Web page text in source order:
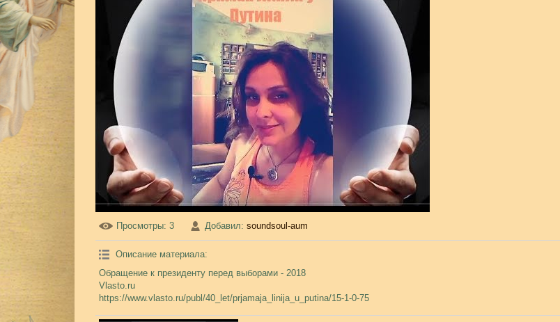
Просмотры: 3 Добавил: soundsoul-aum
Описание материала:
Обращение к президенту перед выборами - 2018
Vlasto.ru
https://www.vlasto.ru/publ/40_let/prjamaja_linija_u_putina/15-1-0-75